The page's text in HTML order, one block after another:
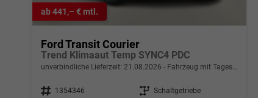
ab 441,– € mtl.
Ford Transit Courier
Trend Klimaaut Temp SYNC4 PDC
unverbindliche Lieferzeit: 21.08.2026 Fahrzeug mit Tageszulassung
Fahrzeugnr. 1354346 Getriebe Schaltgetriebe